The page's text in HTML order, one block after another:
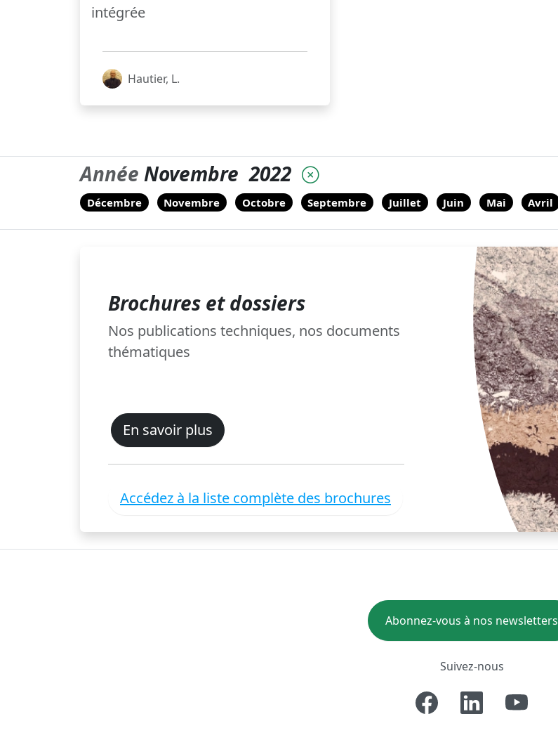
intégrée
Hautier, L.
Année Novembre 2022
Décembre Novembre Octobre Septembre Juillet Juin Mai Avril
Brochures et dossiers
Nos publications techniques, nos documents
thématiques
En savoir plus
Accédez à la liste complète des brochures
Abonnez-vous à nos newsletters
Suivez-nous